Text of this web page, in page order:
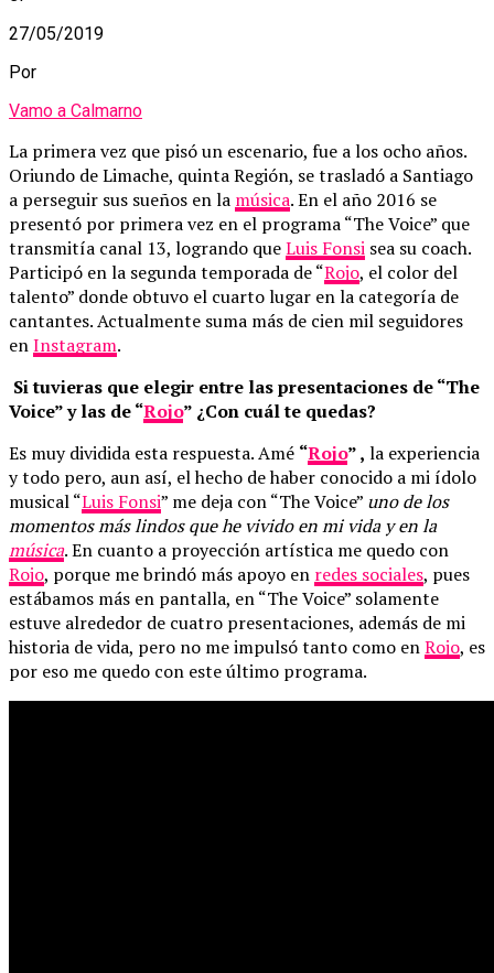
27/05/2019
Por
Vamo a Calmarno
La primera vez que pisó un escenario, fue a los ocho años.
Oriundo de Limache, quinta Región, se trasladó a Santiago
a perseguir sus sueños en la música. En el año 2016 se
presentó por primera vez en el programa “The Voice” que
transmitía canal 13, logrando queLuis Fonsi sea su coach.
Participó en la segunda temporada de “Rojo, el color del
talento” donde obtuvo el cuarto lugar en la categoría de
cantantes. Actualmente suma más de cien mil seguidores
enInstagram.
Si tuvieras que elegir entre las presentaciones de “The
Voice” y las de “Rojo” ¿Con cuál te quedas?
Es muy dividida esta respuesta. Amé “Rojo” , la experiencia
y todo pero, aun así, el hecho de haber conocido a mi ídolo
musical “Luis Fonsi” me deja con “The Voice” uno de los
momentos más lindos que he vivido en mi vida y en la
música. En cuanto a proyección artística me quedo con
Rojo, porque me brindó más apoyo en redes sociales, pues
estábamos más en pantalla, en “The Voice” solamente
estuve alrededor de cuatro presentaciones, además de mi
historia de vida, pero no me impulsó tanto como enRojo, es
por eso me quedo con este último programa.